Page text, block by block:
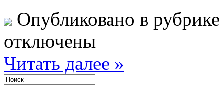
Опубликовано в
отключены
Читать далее »